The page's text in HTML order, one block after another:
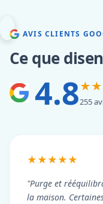
AVIS CLIENTS
Ce que
4.8255
★★★★★
"Purge et
la maison.